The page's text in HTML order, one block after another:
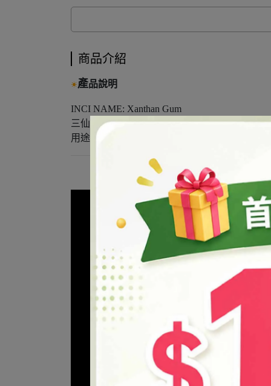
商品介紹
產品說明
INCI NAME: Xanthan Gum
三仙膠、山羊膠、黃原膠
用途：增稠劑